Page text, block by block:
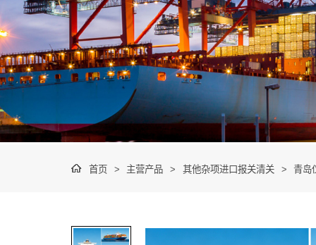
首页 > 主营产品 > 其他杂项进口报关清关 > 青岛